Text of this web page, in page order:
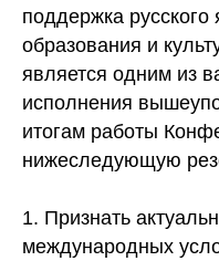
поддержка русского
образования и
является одним из
исполнения
итогам работы
нижеследующую
1. Признать
международных